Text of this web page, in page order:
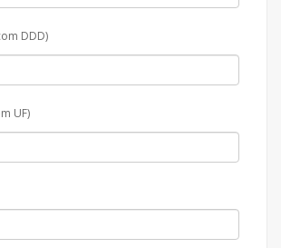
DDD)
UF)